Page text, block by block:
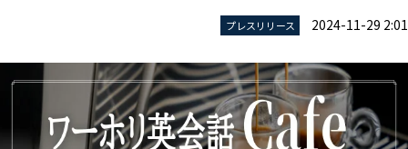
プレスリリース 2024-11-29 2:01